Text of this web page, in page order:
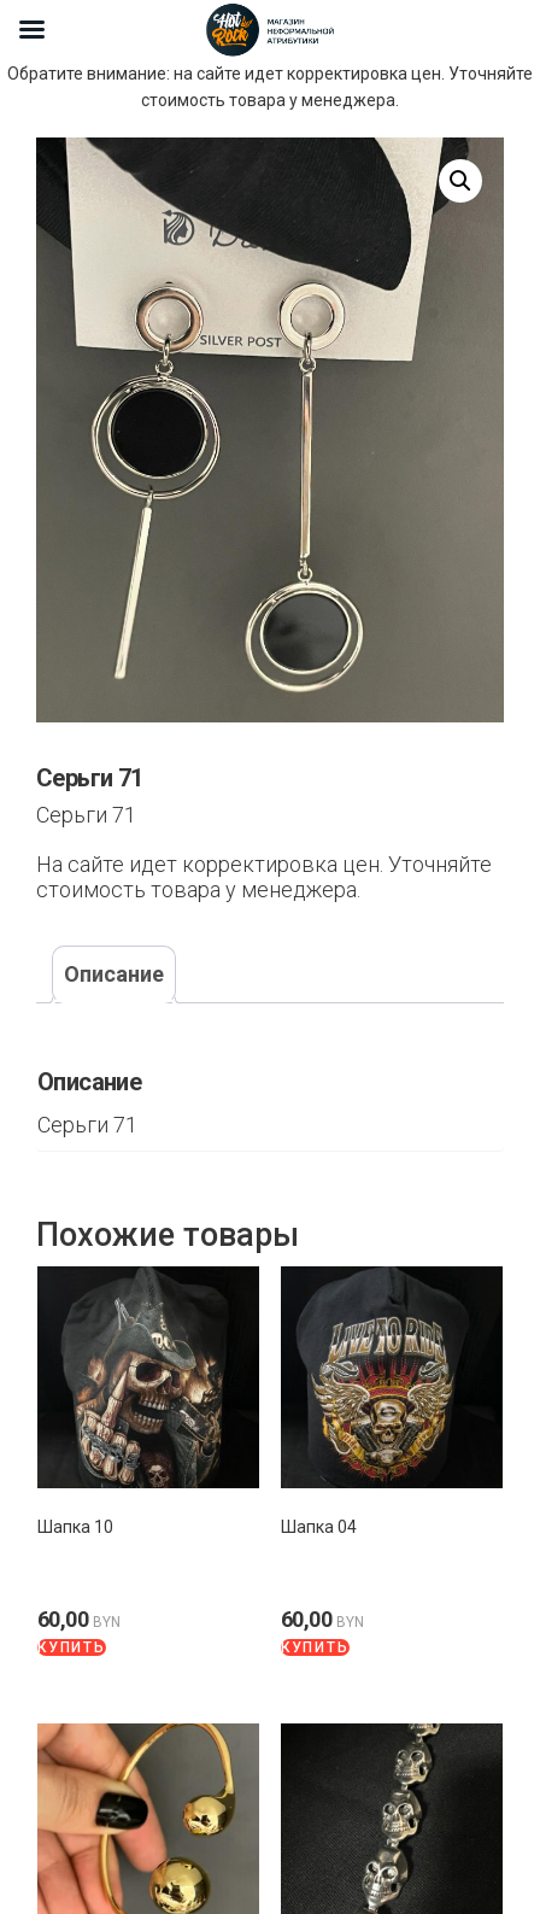
Обратите внимание: на сайте идет корректировка цен. Уточняйте
стоимость товара у менеджера.
Серьги 71
Серьги 71
На сайте идет корректировка цен. Уточняйте
стоимость товара у менеджера.
Описание
Описание
Серьги 71
Похожие товары
Шапка 10
60,00 BYN
КУПИТЬ
Шапка 04
60,00 BYN
КУПИТЬ